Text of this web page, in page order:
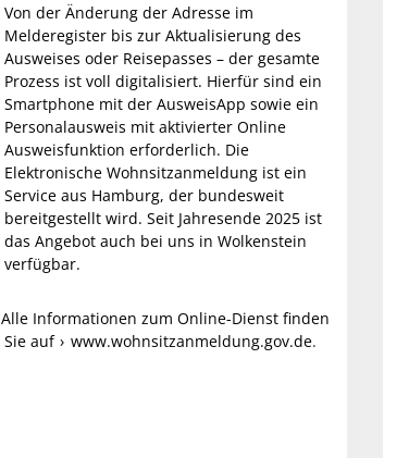
Von der Änderung der Adresse im
Melderegister bis zur Aktualisierung des
Ausweises oder Reisepasses – der gesamte
Prozess ist voll digitalisiert. Hierfür sind ein
Smartphone mit der AusweisApp sowie ein
Personalausweis mit aktivierter Online
Ausweisfunktion erforderlich. Die
Elektronische Wohnsitzanmeldung ist ein
Service aus Hamburg, der bundesweit
bereitgestellt wird. Seit Jahresende 2025 ist
das Angebot auch bei uns in Wolkenstein
verfügbar.
Alle Informationen zum Online-Dienst finden
Sie auf
www.wohnsitzanmeldung.gov.de.